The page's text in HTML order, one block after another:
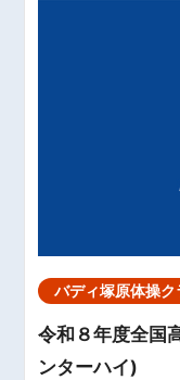
バディ塚原体操ク
令和８年度全国
ンターハイ)